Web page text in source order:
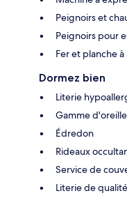
Peignoirs et
Peignoirs pour
Fer et planche
Dormez bien
Literie
Gamme
Édredon
Rideaux
Service de
Literie de